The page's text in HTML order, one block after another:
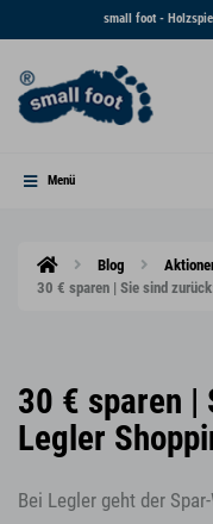
small foot -
Menü
Blog
30 € sparen | Sie sind
30 € sparen |
Legler
Bei Legler geht der